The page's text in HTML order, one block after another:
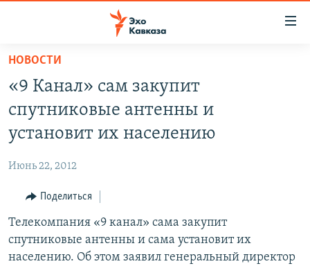
Вернуться
основному
содержанию
Вернутся
главной
Вернутся
поиску
СУХУМИ
ВЕСЬ КАВКАЗ
СЕВЕРНЫЙ КАВКАЗ
АРМЕНИЯ
ТЕМЫ
ПОЛИТИКА
РУБРИКИ
НЕКРУГЛЫЙ СТОЛ
МУЛЬТИМЕДИА
НОВОСТИ
«9 Канал» сам закупит
спутниковые антенны и
установит их населению
Июнь 22, 2012
Поделиться
Телекомпания «9 канал» сама закупит
спутниковые антенны и сама установит их
населению. Об этом заявил генеральный директор